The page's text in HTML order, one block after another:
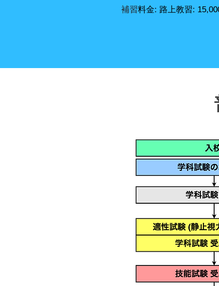
補習料金: 路上教習: